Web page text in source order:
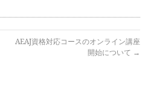
AEAJ資格対応コースのオンライン講座
開始について →